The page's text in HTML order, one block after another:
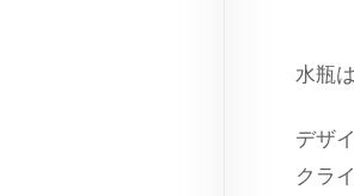
水瓶
デザ
クラ